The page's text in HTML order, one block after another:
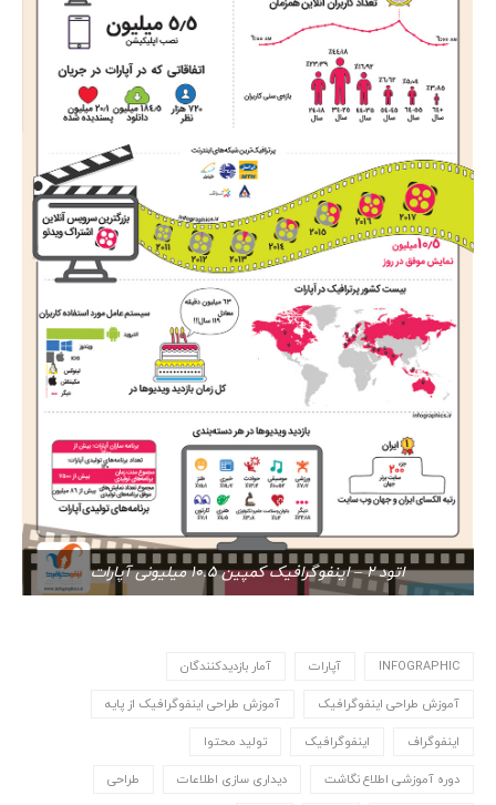
اتود 2 – اینفوگرافیک کمپین 10.5 میلیونی آپارات
INFOGRAPHIC آپارات آمار بازدیدکنندگان
آموزش طراحی اینفوگرافیک آموزش طراحی اینفوگرافیک از پایه
اینفوگراف اینفوگرافیک تولید محتوا
دوره آموزشی اطلاع نگاشت دیداری سازی اطلاعات طراحی